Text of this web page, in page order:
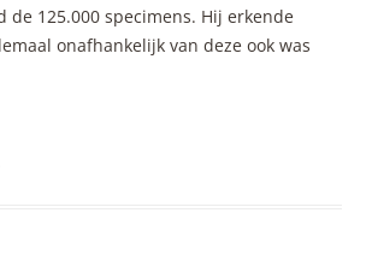
125.000 specimens. Hij erkende
onafhankelijk van deze ook was